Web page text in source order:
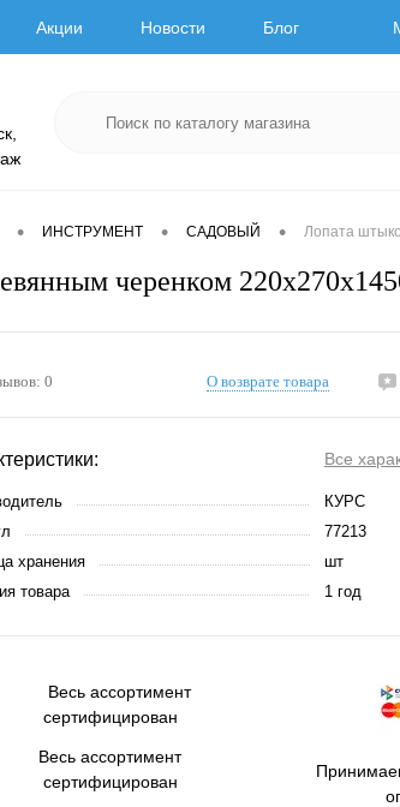
Акции Новости Блог
• ИНСТРУМЕНТ • САДОВЫЙ • Лопата
черенком
0 О возврате товара
Все
КУРС
77213
хранения
шт
товара
1 год
Весь ассортимент
сертифицирован